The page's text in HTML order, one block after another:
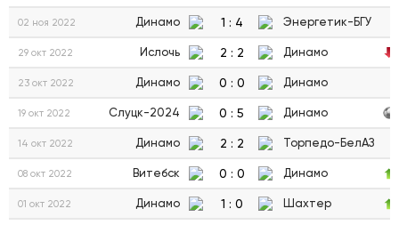
02 ноя 2022 Динамо 1 : 4 Энергетик-БГУ
29 окт 2022 Ислочь 2 : 2 Динамо
23 окт 2022 Динамо 0 : 0 Динамо
19 окт 2022 Слуцк-2024 0 : 5 Динамо
14 окт 2022 Динамо 2 : 2 Торпедо-БелАЗ
08 окт 2022 Витебск 0 : 0 Динамо
01 окт 2022 Динамо 1 : 0 Шахтер